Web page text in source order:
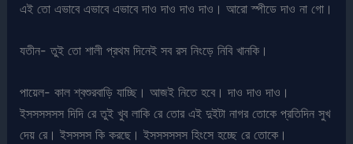
এই তো এভাবে এভাবে এভাবে দাও দাও দাও দাও। আরো স্পীডে দাও না গো।
যতীন- তুই তো শালী প্রথম দিনেই সব রস নিংড়ে নিবি খানকি।
পায়েল- কাল শ্বশুরবাড়ি যাচ্ছি। আজই নিতে হবে। দাও দাও দাও।
ইসসসসসস দিদি রে তুই খুব লাকি রে তোর এই দুইটা নাগর তোকে প্রতিদিন সুখ
দেয় রে। ইসসসস কি করছে। ইসসসসসস হিংসে হচ্ছে রে তোকে।